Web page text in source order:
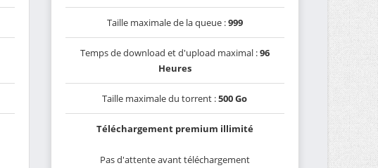
Taille maximale de la queue :999
Temps de download et d'upload maximal :96
Heures
Taille maximale du torrent :500 Go
Téléchargement premium illimité
Pas d'attente avant téléchargement